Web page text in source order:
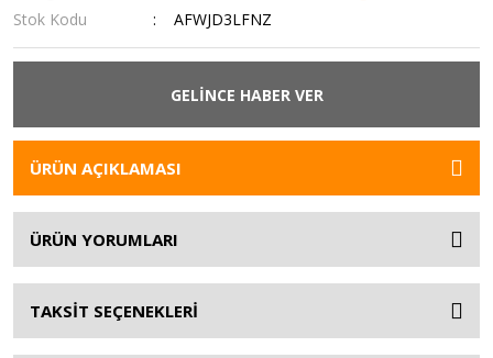
Stok Kodu
AFWJD3LFNZ
GELİNCE HABER VER
ÜRÜN AÇIKLAMASI
ÜRÜN YORUMLARI
TAKSİT SEÇENEKLERİ